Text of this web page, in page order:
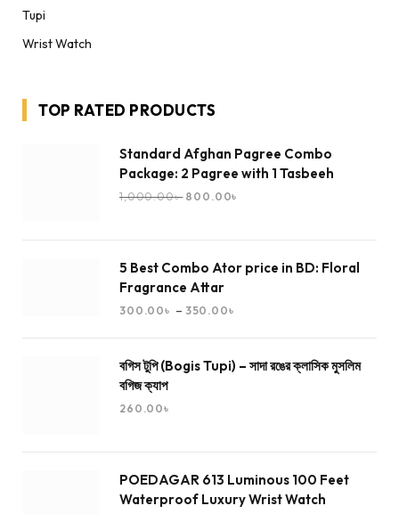
Tupi
Wrist Watch
TOP RATED PRODUCTS
Standard Afghan Pagree Combo
Package: 2 Pagree with 1 Tasbeeh
1,000.00৳ 800.00৳
5 Best Combo Ator price in BD: Floral
Fragrance Attar
300.00৳ – 350.00৳
বগিস টুপি (Bogis Tupi) – সাদা রঙের ক্লাসিক মুসলিম
বগিজ ক্যাপ
260.00৳
POEDAGAR 613 Luminous 100 Feet
Waterproof Luxury Wrist Watch